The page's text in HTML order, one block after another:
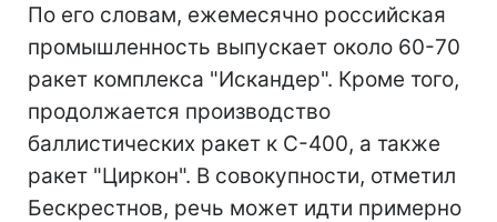
По его словам, ежемесячно российская
промышленность выпускает около 60-70
ракет комплекса "Искандер". Кроме того,
продолжается производство
баллистических ракет к С-400, а также
ракет "Циркон". В совокупности, отметил
Бескрестнов, речь может идти примерно